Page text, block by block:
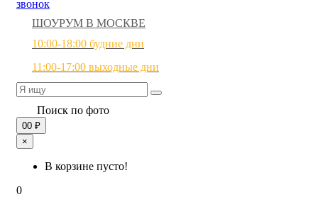
звонок
ШОУРУМ В МОСКВЕ
10:00-18:00 будние дни
11:00-17:00 выходные дни
Поиск по фото
00 ₽
×
В корзине пусто!
0